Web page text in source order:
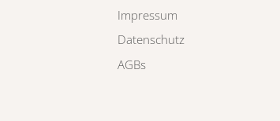
Impressum
Datenschutz
AGBs